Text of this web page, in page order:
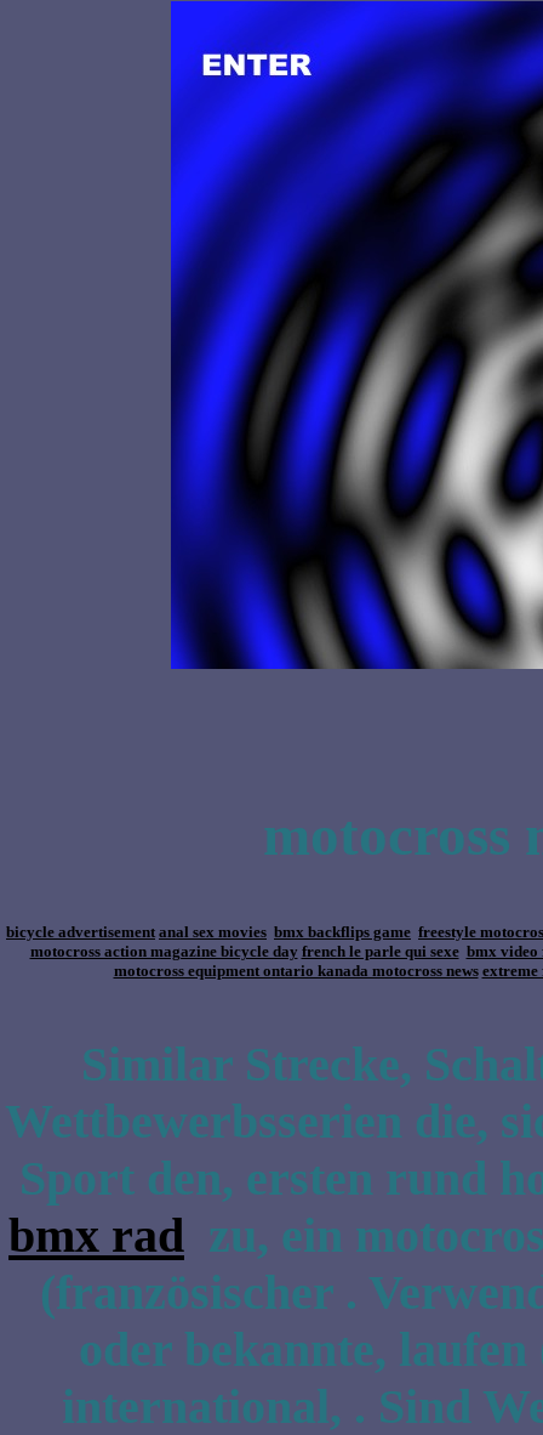
motocross
bicycle advertisement anal sex movies bmx backflips game freestyle
motocross action magazine bicycle day french le parle qui sexe bmx video
motocross equipment ontario kanada motocross news extreme
Similar Strecke,
Wettbewerbsserien die,
Sport den, ersten rund
bmx rad zu, ein
(französischer .
oder bekannte,
international, . Sind